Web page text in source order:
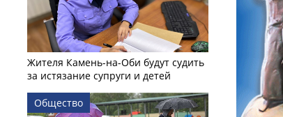
Жителя Камень-на-Оби будут судить
за истязание супруги и детей
Общество